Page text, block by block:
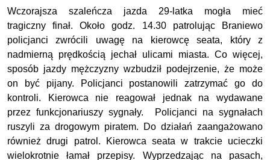
Wczorajsza szaleńcza jazda 29-latka mogła mieć
tragiczny finał. Około godz. 14.30 patrolując Braniewo
policjanci zwrócili uwagę na kierowcę seata, który z
nadmierną prędkością jechał ulicami miasta. Co więcej,
sposób jazdy mężczyzny wzbudził podejrzenie, że może
on być pijany. Policjanci postanowili zatrzymać go do
kontroli. Kierowca nie reagował jednak na wydawane
przez funkcjonariuszy sygnały. Policjanci na sygnałach
ruszyli za drogowym piratem. Do działań zaangażowano
również drugi patrol. Kierowca seata w trakcie ucieczki
wielokrotnie łamał przepisy. Wyprzedzając na pasach,